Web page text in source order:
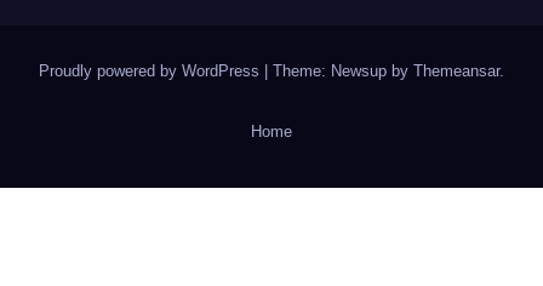
Proudly powered by WordPress | Theme: Newsup by Themeansar.
Home